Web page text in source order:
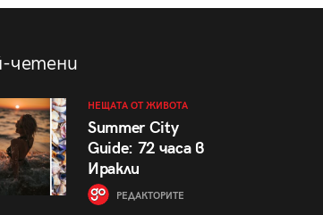
четени
НЕЩАТА ОТ ЖИВОТА
Summer City
Guide: 72 часа в
Иракли
РЕДАКТОРИТЕ